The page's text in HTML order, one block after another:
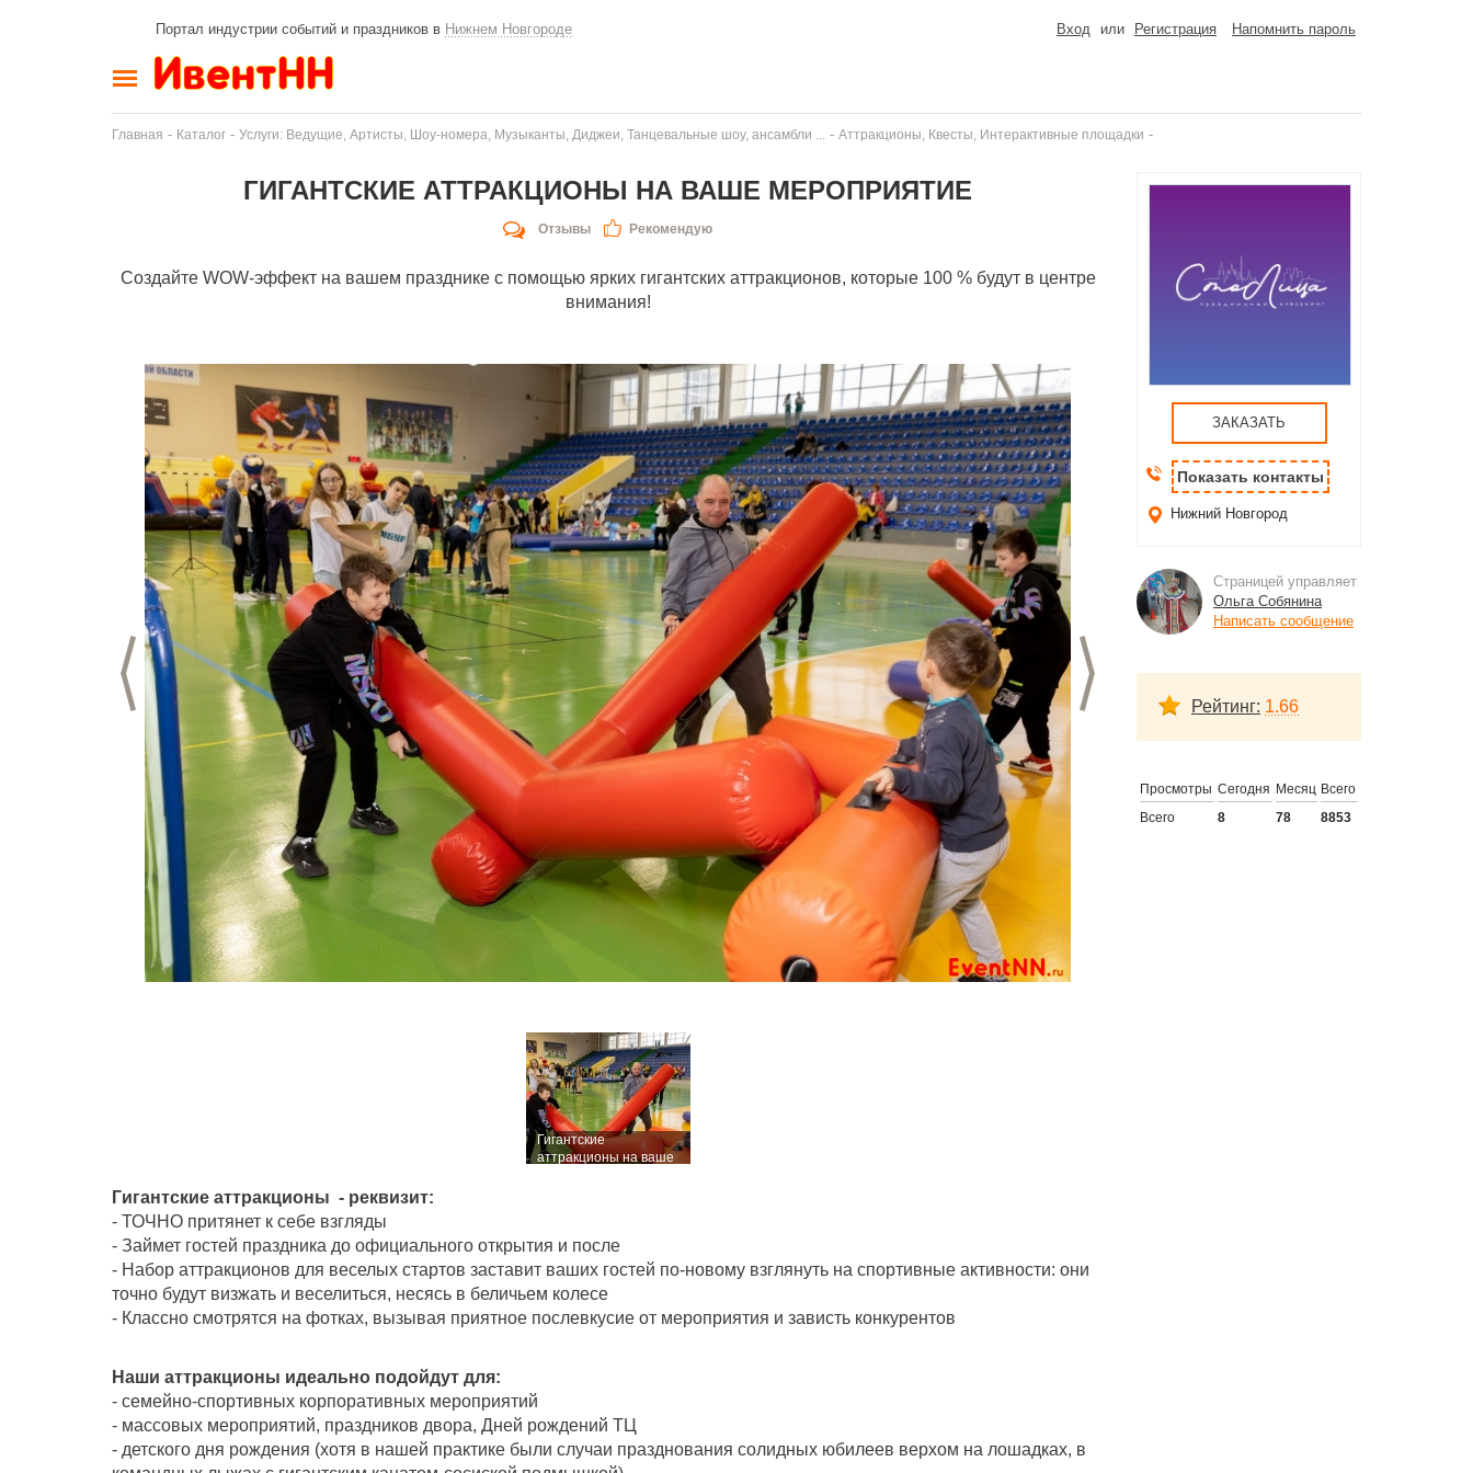
Портал индустрии событий и праздников в Нижнем Новгороде Вход или Регистрация Напомнить пароль
Главная - Каталог - Услуги: Ведущие, Артисты, Шоу-номера, Музыканты, Диджеи, Танцевальные шоу, ансамбли ... - Аттракционы, Квесты, Интерактивные площадки -
ГИГАНТСКИЕ АТТРАКЦИОНЫ НА ВАШЕ МЕРОПРИЯТИЕ
Отзывы Рекомендую
Создайте WOW-эффект на вашем празднике с помощью ярких гигантских аттракционов, которые 100 % будут в центре
внимания!
Предыдущий слайд Следующий слайд
Гигантские
аттракционы на ваше
Гигантские аттракционы - реквизит:
- ТОЧНО притянет к себе взгляды
- Займет гостей праздника до официального открытия и после
- Набор аттракционов для веселых стартов заставит ваших гостей по-новому взглянуть на спортивные активности: они
точно будут визжать и веселиться, несясь в беличьем колесе
- Классно смотрятся на фотках, вызывая приятное послевкусие от мероприятия и зависть конкурентов
Наши аттракционы идеально подойдут для:
- семейно-спортивных корпоративных мероприятий
- массовых мероприятий, праздников двора, Дней рождений ТЦ
- детского дня рождения (хотя в нашей практике были случаи празднования солидных юбилеев верхом на лошадках, в
ЗАКАЗАТЬ
Показать контакты
Нижний Новгород
Страницей управляет
Ольга Собянина
Написать сообщение
Рейтинг: 1.66
Просмотры Сегодня Месяц Всего
Всего
8 78 8853